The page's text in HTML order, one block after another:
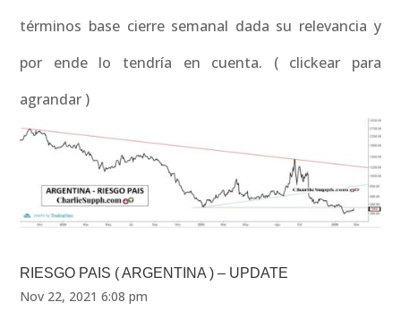
términos base cierre semanal dada su relevancia y
por ende lo tendría en cuenta. ( clickear para
agrandar )
RIESGO PAIS ( ARGENTINA ) – UPDATE
Nov 22, 2021 6:08 pm